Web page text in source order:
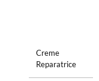
Creme
Reparatrice